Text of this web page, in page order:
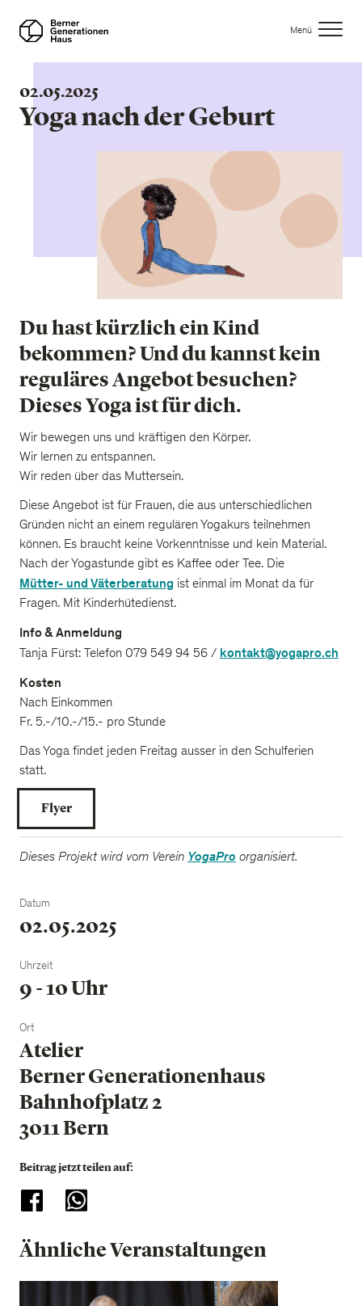
zum
Menü
02.05.2025
Yoga nach der Geburt
Du hast kürzlich ein Kind
bekommen? Und du kannst kein
reguläres Angebot besuchen?
Dieses Yoga ist für dich.
Wir bewegen uns und kräftigen den Körper.
Wir lernen zu entspannen.
Wir reden über das Muttersein.
Diese Angebot ist für Frauen, die aus unterschiedlichen
Gründen nicht an einem regulären Yogakurs teilnehmen
können. Es braucht keine Vorkenntnisse und kein Material.
Nach der Yogastunde gibt es Kaffee oder Tee. Die
Mütter- und Väterberatung ist einmal im Monat da für
Fragen. Mit Kinderhütedienst.
Info & Anmeldung
Tanja Fürst: Telefon 079 549 94 56 / kontakt@yogapro.ch
Kosten
Nach Einkommen
Fr. 5.-/10.-/15.- pro Stunde
Das Yoga findet jeden Freitag ausser in den Schulferien
statt.
Flyer
Dieses Projekt wird vom Verein YogaPro organisiert.
Datum
02.05.2025
Uhrzeit
9 - 10 Uhr
Ort
Atelier
Berner Generationenhaus
Bahnhofplatz 2
3011 Bern
Beitrag jetzt teilen auf:
Ähnliche Veranstaltungen